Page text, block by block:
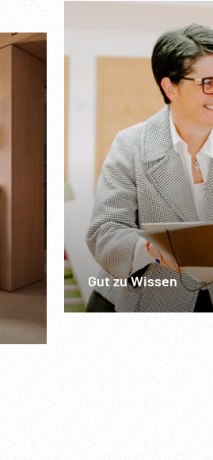
Gut zu Wissen